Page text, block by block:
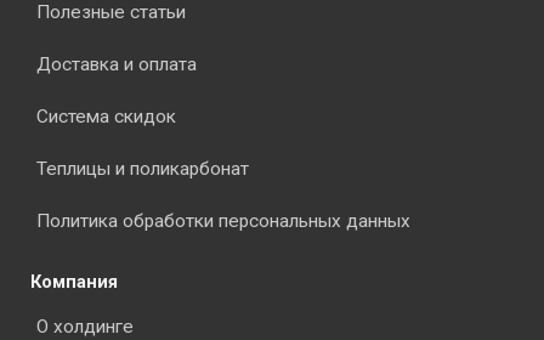
Полезные статьи
Доставка и оплата
Система скидок
Теплицы и поликарбонат
Политика обработки персональных данных
Компания
О холдинге